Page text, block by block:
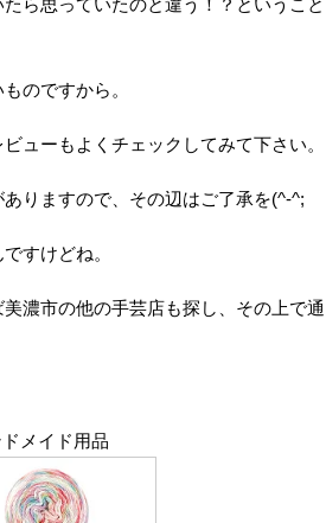
ら思っていたのと違う！？ということ
のですから。
ューもよくチェックしてみて下さい。
りますので、その辺はご了承を(^-^;
すけどね。
濃市の他の手芸店も探し、その上で通
メイド用品